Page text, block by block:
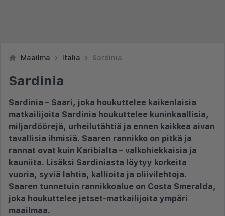
Maailma Italia Sardinia
Sardinia
Sardinia – Saari, joka houkuttelee kaikenlaisia
matkailijoita Sardinia houkuttelee kuninkaallisia,
miljardöörejä, urheilutähtiä ja ennen kaikkea aivan
tavallisia ihmisiä. Saaren rannikko on pitkä ja
rannat ovat kuin Karibialta – valkohiekkaisia ja
kauniita. Lisäksi Sardiniasta löytyy korkeita
vuoria, syviä lahtia, kallioita ja oliivilehtoja.
Saaren tunnetuin rannikkoalue on Costa Smeralda,
joka houkuttelee jetset-matkailijoita ympäri
maailmaa.